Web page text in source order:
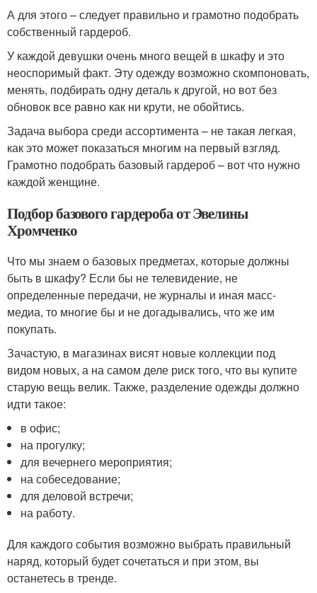
А для этого – следует правильно и грамотно подобрать
собственный гардероб.
У каждой девушки очень много вещей в шкафу и это
неоспоримый факт. Эту одежду возможно скомпоновать,
менять, подбирать одну деталь к другой, но вот без
обновок все равно как ни крути, не обойтись.
Задача выбора среди ассортимента – не такая легкая,
как это может показаться многим на первый взгляд.
Грамотно подобрать базовый гардероб – вот что нужно
каждой женщине.
Подбор базового гардероба от Эвелины
Хромченко
Что мы знаем о базовых предметах, которые должны
быть в шкафу? Если бы не телевидение, не
определенные передачи, не журналы и иная масс-
медиа, то многие бы и не догадывались, что же им
покупать.
Зачастую, в магазинах висят новые коллекции под
видом новых, а на самом деле риск того, что вы купите
старую вещь велик. Также, разделение одежды должно
идти такое:
в офис;
на прогулку;
для вечернего мероприятия;
на собеседование;
для деловой встречи;
на работу.
Для каждого события возможно выбрать правильный
наряд, который будет сочетаться и при этом, вы
останетесь в тренде.